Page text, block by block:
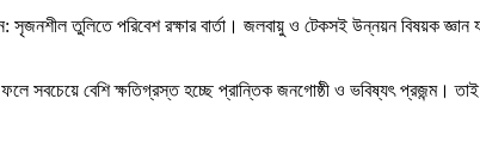
তুলিতে পরিবেশ রক্ষার বার্তা। জলবায়ু ও টেকসই উন্নয়ন বিষয়ক জ্ঞান
ফলে সবচেয়ে বেশি ক্ষতিগ্রস্ত হচ্ছে প্রান্তিক জনগোষ্ঠী ও ভবিষ্যৎ